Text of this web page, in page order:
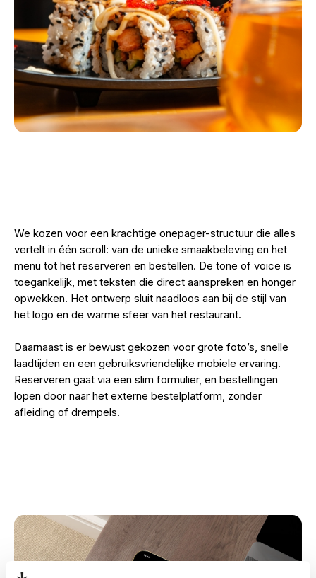
We kozen voor een krachtige onepager-structuur die alles
vertelt in één scroll: van de unieke smaakbeleving en het
menu tot het reserveren en bestellen. De tone of voice is
toegankelijk, met teksten die direct aanspreken en honger
opwekken. Het ontwerp sluit naadloos aan bij de stijl van
het logo en de warme sfeer van het restaurant.
Daarnaast is er bewust gekozen voor grote foto’s, snelle
laadtijden en een gebruiksvriendelijke mobiele ervaring.
Reserveren gaat via een slim formulier, en bestellingen
lopen door naar het externe bestelplatform, zonder
afleiding of drempels.